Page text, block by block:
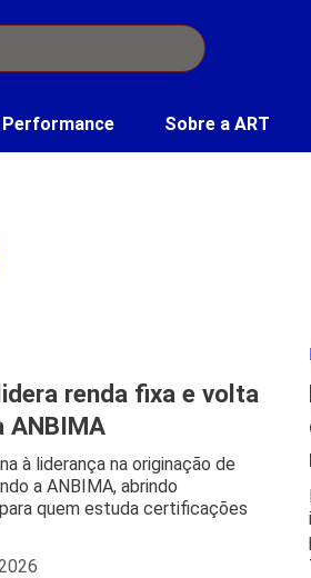
Performance Sobre a ART
renda fixa e volta
ANBIMA
à liderança na originação de
a ANBIMA, abrindo
quem estuda certificações